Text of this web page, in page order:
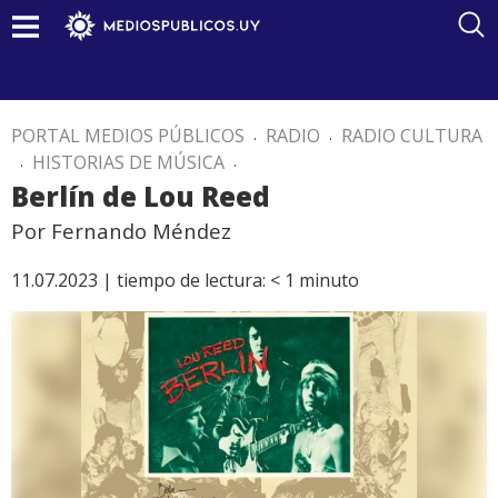
PORTAL MEDIOS PÚBLICOS . RADIO . RADIO CULTURA
. HISTORIAS DE MÚSICA .
Berlín de Lou Reed
Por Fernando Méndez
11.07.2023 | tiempo de lectura: < 1 minuto